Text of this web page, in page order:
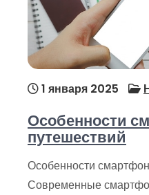
1 января 2025
Особенности
путешествий
Особенности
Современные